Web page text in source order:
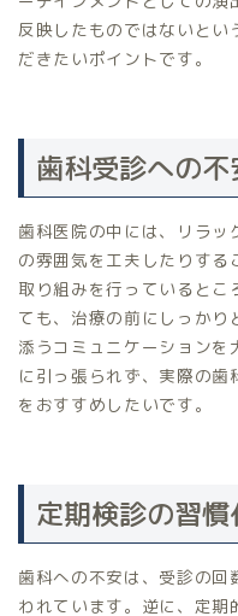
反映したものではないとい
だきたいポイントです。
歯科受診への
歯科医院の中には、リラ
の雰囲気を工夫したりす
取り組みを行っているとこ
ても、治療の前にしっかり
添うコミュニケーション
に引っ張られず、実際の歯
をおすすめしたいです。
定期検診の習
歯科への不安は、受診の
われています。逆に、定